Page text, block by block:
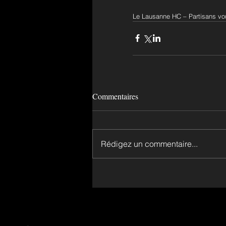
Le Lausanne HC – Partisans
Commentaires
Rédigez un commentaire...